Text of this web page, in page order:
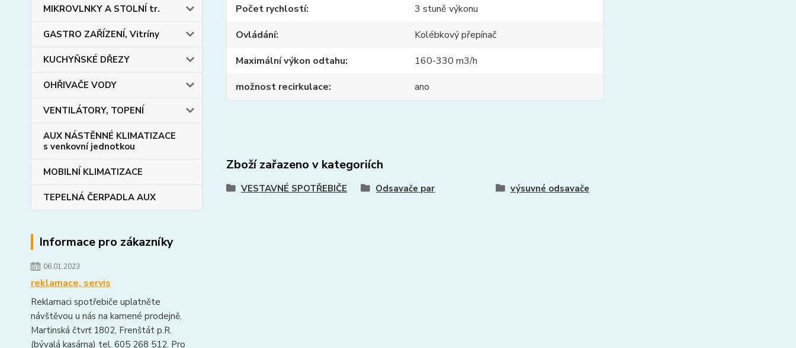
MIKROVLNKY A STOLNÍ tr.
GASTRO ZAŘÍZENÍ, Vitríny
KUCHYŇSKÉ DŘEZY
OHŘIVAČE VODY
VENTILÁTORY, TOPENÍ
AUX NÁSTĚNNÉ KLIMATIZACE
s venkovní jednotkou
MOBILNÍ KLIMATIZACE
TEPELNÁ ČERPADLA AUX
Informace pro zákazníky
06.01.2023
reklamace, servis
Reklamaci spotřebiče uplatněte
návštěvou u nás na kamené prodejně.
Martinská čtvrť 1802, Frenštát p.R.
(bývalá kasárna) tel. 605 268 512. Pro
Počet rychlostí
3 stuně výkonu
Ovládání
Kolébkový přepínač
Maximální výkon odtahu
160-330 m3/h
možnost recirkulace
ano
Zboží zařazeno v kategoriích
VESTAVNÉ SPOTŘEBIČE Odsavače par výsuvné odsavače